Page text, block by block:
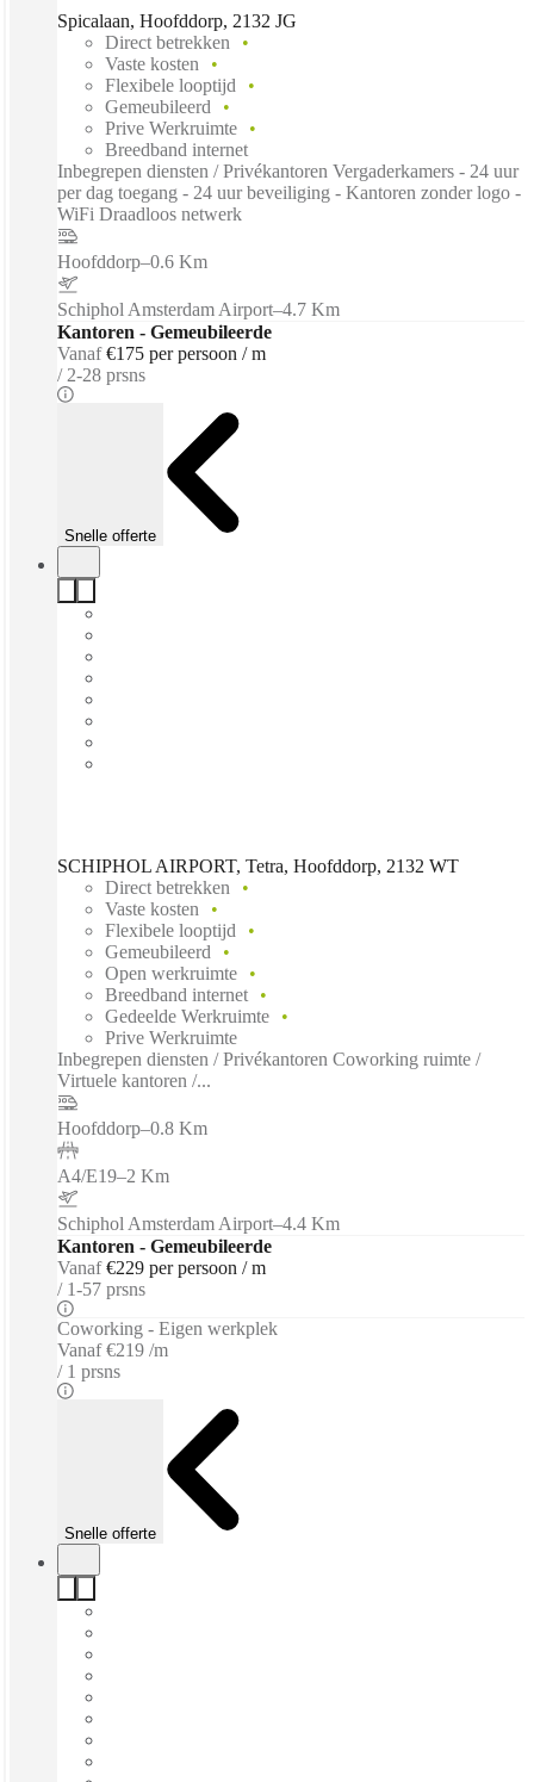
Spicalaan, Hoofddorp, 2132 JG
Direct betrekken
Vaste kosten
Flexibele looptijd
Gemeubileerd
Prive Werkruimte
Breedband internet
Inbegrepen diensten / Privékantoren Vergaderkamers - 24 uur
per dag toegang - 24 uur beveiliging - Kantoren zonder logo -
WiFi Draadloos netwerk
Hoofddorp–0.6 Km
Schiphol Amsterdam Airport–4.7 Km
Kantoren - Gemeubileerde
Vanaf €175 per persoon / m
2-28 prsns
Snelle offerte
SCHIPHOL AIRPORT, Tetra, Hoofddorp, 2132 WT
Direct betrekken
Vaste kosten
Flexibele looptijd
Gemeubileerd
Open werkruimte
Breedband internet
Gedeelde Werkruimte
Prive Werkruimte
Inbegrepen diensten / Privékantoren Coworking ruimte /
Virtuele kantoren /...
Hoofddorp–0.8 Km
A4/E19–2 Km
Schiphol Amsterdam Airport–4.4 Km
Kantoren - Gemeubileerde
Vanaf €229 per persoon / m
1-57 prsns
Coworking - Eigen werkplek
Vanaf €219 /m
1 prsns
Snelle offerte